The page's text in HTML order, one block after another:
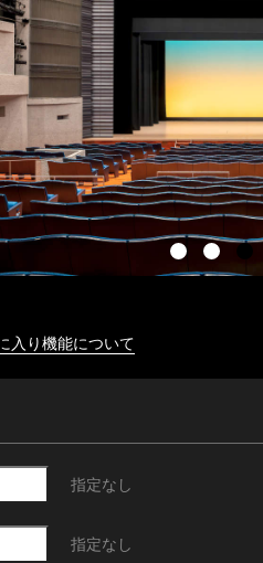
入り機能について
指定なし
指定なし